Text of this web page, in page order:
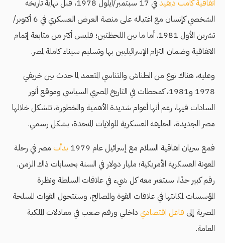
اتفاقية كامب ديفيد
في 17 سبتمبر/أيلول 1978، قبل نهاية تاريخه
الشخصي كإنسان مع اغتياله على منصة العرض العسكري في 6 أكتوبر/
تشرين الأول 1981. أما ما بين اللحظتين؛ فليس أكثر من متابعة إتمام
الاتفاقية وضمان التزام الإسرائيليين بها وتسليم سيناء كاملة لمصر.
وعليه، هناك نوع من الطناش والتناسي المتعمد لما حدث بين خريفي
1978 و1981، كمحطات في التاريخ المصري السياسي وموقع أنور
السادات فيها، رغم أنها أعوام شديدة الأهمية والخطورة، تتشكل خلالها
مصر الجديدة، الحليفة العسكرية للولايات المتحدة، بشكل رسمي.
فمع سريان اتفاقية السلام مع إسرائيل عام 1979
بدأت مصر في رحلة
المعونة العسكرية الأمريكية؛ مليار دولار في السنة بحسابات ذاك الزمن.
رقم كبير جدًا، سيتغير معه كل شيء في علاقات السلطة ونظرة
المؤسسات لمكانتها في علاقات القوة والمصالح، وستتحول القوات المسلحة
المصرية إلى فاعل اقتصادي داخلي ورقم صعب في معادلات الملكية
العامة.